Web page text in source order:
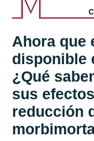
Ahora que
disponible
¿Qué
sus
reducción